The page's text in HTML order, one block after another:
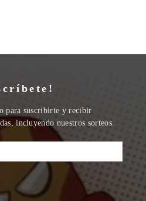
para suscribirte y recibir
incluyendo nuestros sorteos.